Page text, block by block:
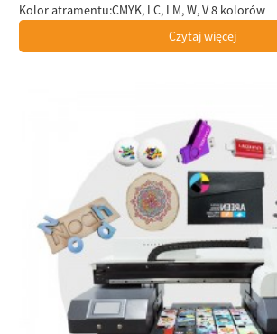
Kolor atramentu:CMYK, LC, LM, W, V 8 kolorów
Czytaj więcej